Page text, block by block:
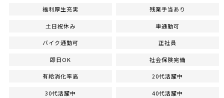
福利厚生充実 残業手当あり
土日祝休み 車通勤可
バイク通勤可 正社員
即日OK 社会保険完備
有給消化率高 20代活躍中
30代活躍中 40代活躍中